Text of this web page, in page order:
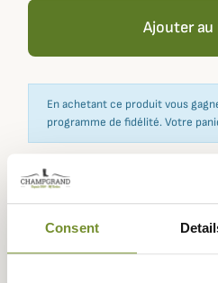
Consent
Ajouter au
En achetant ce produit vous
programme de fidélité. Votre
la journée
retour sous
90 jours